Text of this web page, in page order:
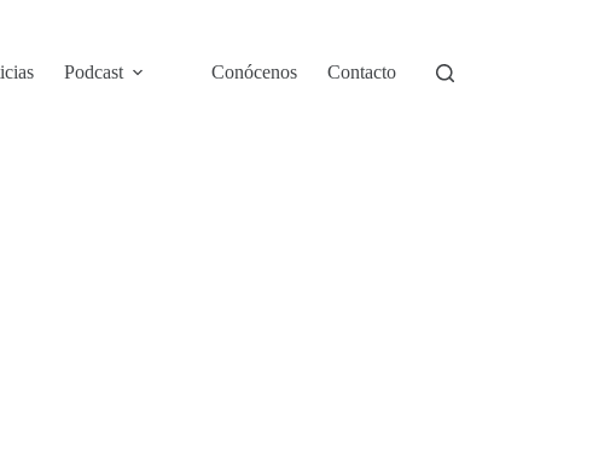
Podcast Conócenos Contacto